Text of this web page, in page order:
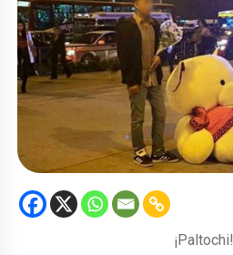
¡Paltochi!